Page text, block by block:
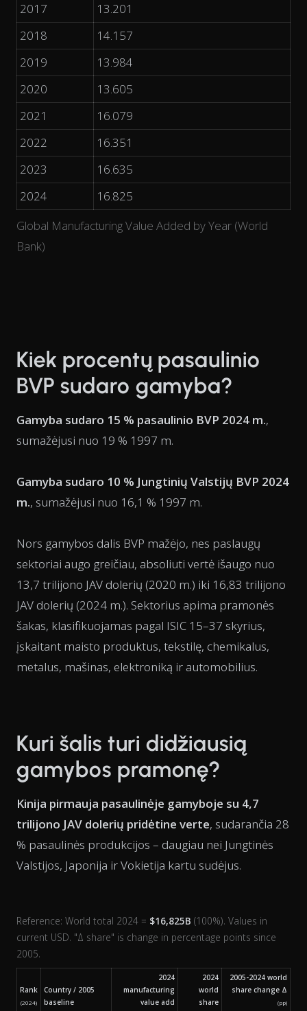
Global Manufacturing Value Added by Year (World
Bank)
2017
13.201
2018
14.157
2019
13.984
2020
13.605
2021
16.079
2022
16.351
2023
16.635
2024
16.825
Kiek procentų pasaulinio
BVP sudaro gamyba?
Gamyba sudaro 15 % pasaulinio BVP 2024 m.,
sumažėjusi nuo 19 % 1997 m.
Gamyba sudaro 10 % Jungtinių Valstijų BVP 2024
m., sumažėjusi nuo 16,1 % 1997 m.
Nors gamybos dalis BVP mažėjo, nes paslaugų
sektoriai augo greičiau, absoliuti vertė išaugo nuo
13,7 trilijono JAV dolerių (2020 m.) iki 16,83 trilijono
JAV dolerių (2024 m.). Sektorius apima pramonės
šakas, klasifikuojamas pagal ISIC 15–37 skyrius,
įskaitant maisto produktus, tekstilę, chemikalus,
metalus, mašinas, elektroniką ir automobilius.
Kuri šalis turi didžiausią
gamybos pramonę?
Kinija pirmauja pasaulinėje gamyboje su 4,7
trilijono JAV dolerių pridėtine verte, sudarančia 28
% pasaulinės produkcijos – daugiau nei Jungtinės
Valstijos, Japonija ir Vokietija kartu sudėjus.
Reference: World total 2024 = $16,825B (100%). Values in
current USD. "Δ share" is change in percentage points since
2005.
Rank
(2024)
Country / 2005
baseline
2024
manufacturing
value add
2024
world
share
2005-2024 world
share change Δ
(pp)